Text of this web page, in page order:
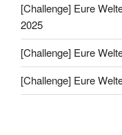
[Challenge] Eure
2025
[Challenge] Eure
[Challenge] Eure